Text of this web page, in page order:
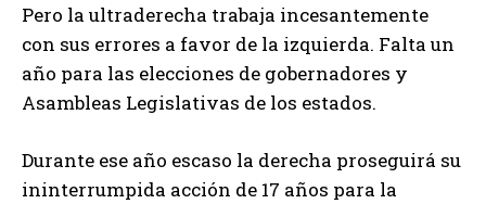
Pero la ultraderecha trabaja incesantemente
con sus errores a favor de la izquierda. Falta un
año para las elecciones de gobernadores y
Asambleas Legislativas de los estados.
Durante ese año escaso la derecha proseguirá su
ininterrumpida acción de 17 años para la